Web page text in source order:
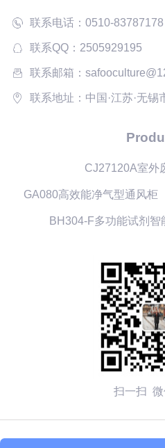
联系电话：0510-83787178
联系QQ：2505929195
联系邮箱：
联系地址：中国·江苏·无
CJ27120A室外
GA080高效能净气型通风柜
BH304-F多功能试剂
扫一扫 微